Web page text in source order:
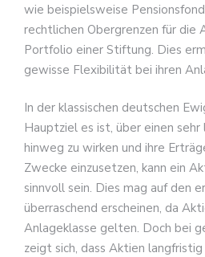
wie beispielsweise
rechtlichen Obergrenzen für die
Portfolio einer Stiftung. Dies
gewisse Flexibilität bei ihren
In der klassischen deutschen
Hauptziel es ist, über einen sehr
hinweg zu wirken und ihre
Zwecke einzusetzen, kann ein
sinnvoll sein. Dies mag auf den
überraschend erscheinen, da
Anlageklasse gelten. Doch bei
zeigt sich, dass Aktien